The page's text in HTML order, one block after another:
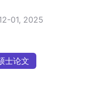
01, 2025
士论文